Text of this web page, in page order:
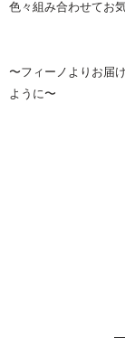
色々組み合わせてお
〜フィーノよりお届
ように〜